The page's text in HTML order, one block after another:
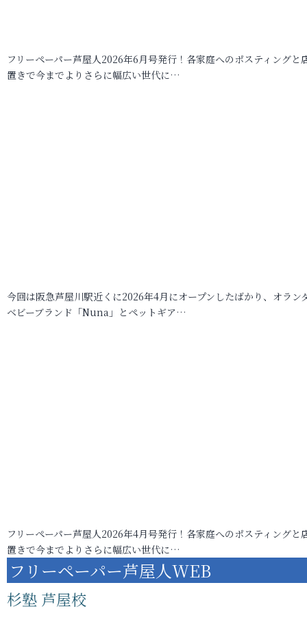
フリーペーパー芦屋人2026年6月号発行！各家庭へのポスティングと
置きで今までよりさらに幅広い世代に…
今回は阪急芦屋川駅近くに2026年4月にオープンしたばかり、オラン
ベビーブランド「Nuna」とペットギア…
フリーペーパー芦屋人2026年4月号発行！各家庭へのポスティングと
置きで今までよりさらに幅広い世代に…
フリーペーパー芦屋人WEB
杉塾 芦屋校